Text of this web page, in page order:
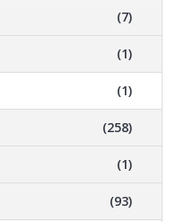
(7)
(1)
(1)
(258)
(1)
(93)